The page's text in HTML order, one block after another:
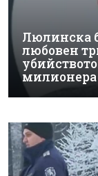
Люлинска
любовен
милионера